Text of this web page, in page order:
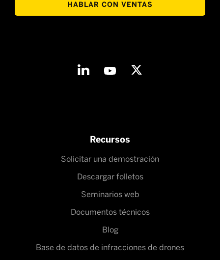
HABLAR CON VENTAS
Recursos
Solicitar una demostración
Descargar folletos
Seminarios web
Documentos técnicos
Blog
Base de datos de infracciones de drones